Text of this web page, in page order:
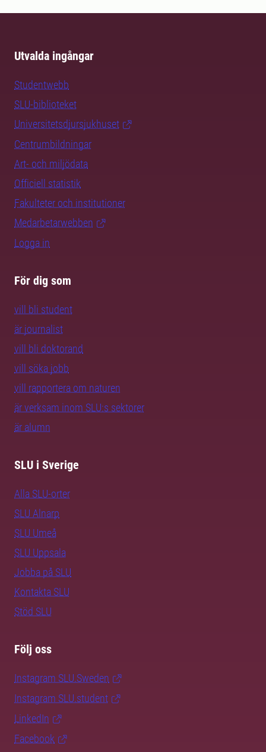
Utvalda ingångar
Studentwebb
SLU-biblioteket
Universitetsdjursjukhuset
Centrumbildningar
Art- och miljödata
Officiell statistik
Fakulteter och institutioner
Medarbetarwebben
Logga in
För dig som
vill bli student
är journalist
vill bli doktorand
vill söka jobb
vill rapportera om naturen
är verksam inom SLU:s sektorer
är alumn
SLU i Sverige
Alla SLU-orter
SLU Alnarp
SLU Umeå
SLU Uppsala
Jobba på SLU
Kontakta SLU
Stöd SLU
Följ oss
Instagram SLU.Sweden
Instagram SLU.student
LinkedIn
Facebook